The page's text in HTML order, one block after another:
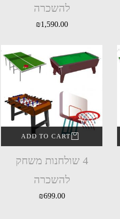
להשכרה
₪1,590.00
ADD TO CART
4 שולחנות משחק
להשכרה
₪699.00